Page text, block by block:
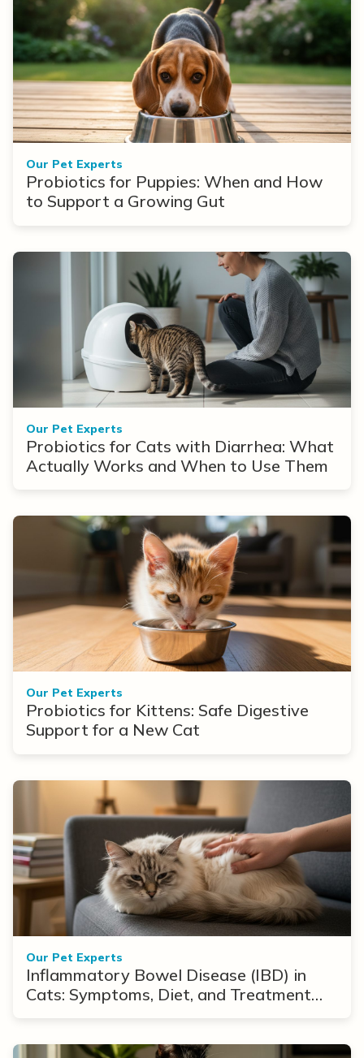
Our Pet Experts
Probiotics for Puppies: When and How
to Support a Growing Gut
Our Pet Experts
Probiotics for Cats with Diarrhea: What
Actually Works and When to Use Them
Our Pet Experts
Probiotics for Kittens: Safe Digestive
Support for a New Cat
Our Pet Experts
Inflammatory Bowel Disease (IBD) in
Cats: Symptoms, Diet, and Treatment